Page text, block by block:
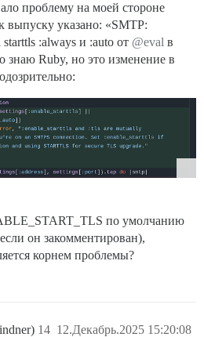
проблему на моей стороне
выпуску указано: «SMTP:
:always и :auto от @eval в
знаю Ruby, но это изменение в
по умолчанию
он закомментирован),
корнем проблемы?
12.Декабрь.2025 15:20:08
14